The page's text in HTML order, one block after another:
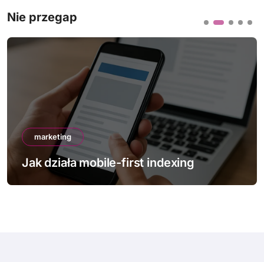
Nie przegap
marketing
Jak działa mobile-first indexing